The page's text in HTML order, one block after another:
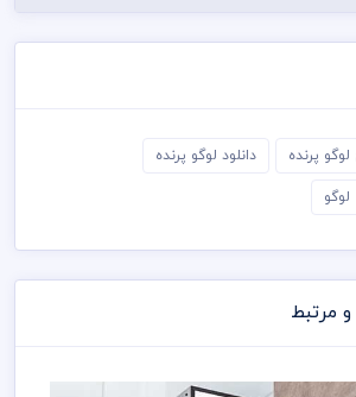
پرنده دانلود لوگو پرنده
لوگو
مرتبط